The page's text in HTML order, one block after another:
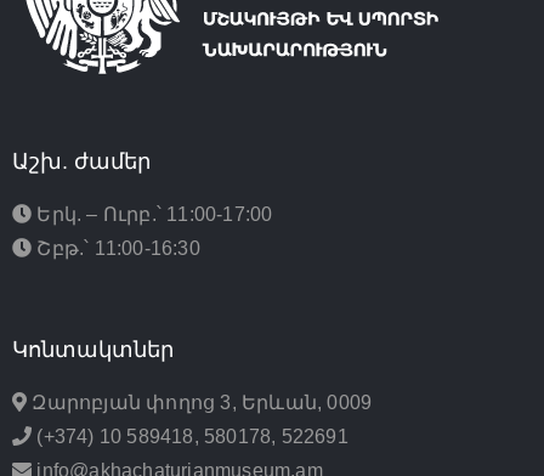
Աշխ. ժամեր
Երկ. – Ուրբ.՝ 11:00-17:00
Շբթ.՝ 11:00-16:30
Կոնտակտներ
Զարոբյան փողոց 3, Երևան, 0009
(+374) 10 589418, 580178, 522691
info@akhachaturianmuseum.am